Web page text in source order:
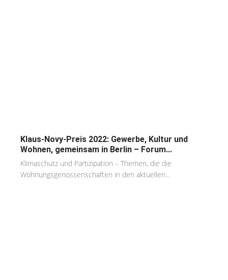
Klaus-Novy-Preis 2022: Gewerbe, Kultur und
Wohnen, gemeinsam in Berlin – Forum...
Klimaschutz und Partizipation – Themen, die die
Wohnungsgenossenschaften in den aktuellen...